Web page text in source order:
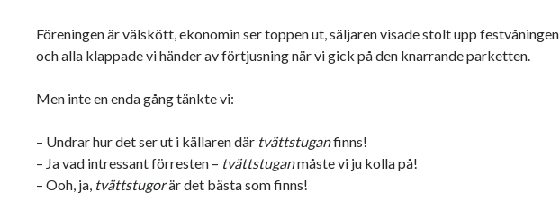
Föreningen är välskött, ekonomin ser toppen ut, säljaren visade stolt upp festvåningen
och alla klappade vi händer av förtjusning när vi gick på den knarrande parketten.
Men inte en enda gång tänkte vi:
– Undrar hur det ser ut i källaren där tvättstuganfinns!
– Ja vad intressant förresten – tvättstuganmåste vi ju kolla på!
– Ooh, ja, tvättstugorär det bästa som finns!